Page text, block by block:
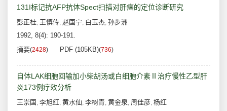
131I标记抗AFP抗体Spect扫描对肝癌的定位诊断研究
彭正桂, 王慎传, 赵国宁, 白玉杰, 孙步洲
1992, 8(4): 190-191.
摘要(2428) PDF (105KB)(736)
自体LAK细胞回输加小柴胡汤或白细胞介素Ⅱ治疗慢性乙型肝
炎173例疗效分析
王崇国 , 李旭红, 黄水仙, 李树青, 黄金泉, 周佳彦, 杨红